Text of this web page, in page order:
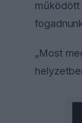
működött
„Most